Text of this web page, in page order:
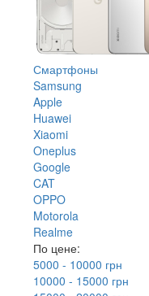
Смартфоны
Samsung
Apple
Huawei
Xiaomi
Oneplus
Google
CAT
OPPO
Motorola
Realme
По цене:
5000 - 10000 грн
10000 - 15000 грн